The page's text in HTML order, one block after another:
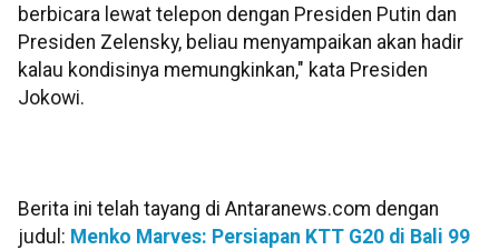
berbicara lewat telepon dengan Presiden Putin dan
Presiden Zelensky, beliau menyampaikan akan hadir
kalau kondisinya memungkinkan," kata Presiden
Jokowi.
Berita ini telah tayang di Antaranews.com dengan
judul: Menko Marves: Persiapan KTT G20 di Bali 99